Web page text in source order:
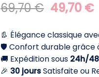
69,70€ Le
prix
initial
était :
69,70 €.
49,70 €Le
👢 Élégance classique
🛡️ Confort durable grâce
🚚 Expédition sous 24h/
🎉 30 joursSatisfaite ou